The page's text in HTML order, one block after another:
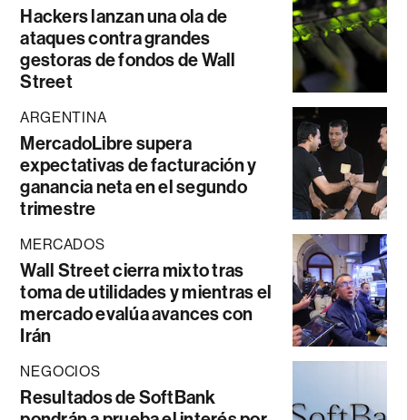
Hackers lanzan una ola de
ataques contra grandes
gestoras de fondos de Wall
Street
ARGENTINA
MercadoLibre supera
expectativas de facturación y
ganancia neta en el segundo
trimestre
MERCADOS
Wall Street cierra mixto tras
toma de utilidades y mientras el
mercado evalúa avances con
Irán
NEGOCIOS
Resultados de SoftBank